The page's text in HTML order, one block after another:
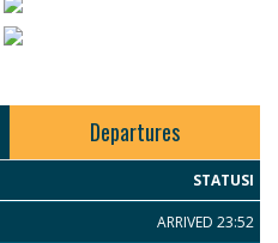
Departures
STATUSI
ARRIVED 23:52